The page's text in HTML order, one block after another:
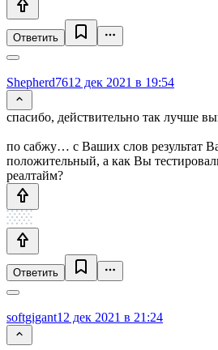
Ответить
Shepherd7612 дек 2021 в 19:54
спасибо, действительно так лучше
по сабжу… с Ваших слов результат
положительный, а как Вы
реалтайм?
Ответить
softgigant12 дек 2021 в 21:24